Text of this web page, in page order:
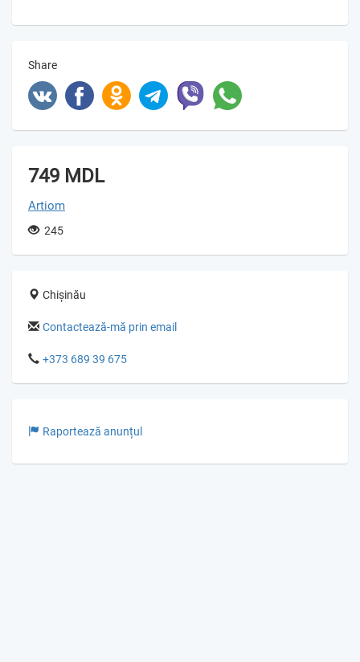
Share
749 MDL
Artiom
245
Chișinău
Contactează-mă prin email
+373 689 39 675
Raportează anunțul